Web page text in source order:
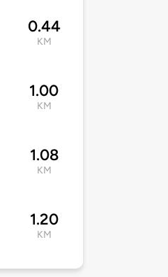
0.44
KM
1.00
KM
1.08
KM
1.20
KM